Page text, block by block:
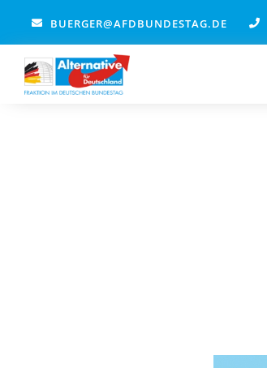
springen
BUERGER@AFDBUNDESTAG.DE